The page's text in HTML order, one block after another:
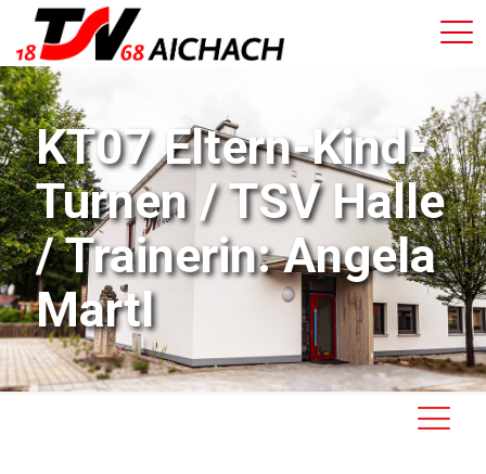
KT07 Eltern-Kind-
Turnen / TSV Halle
/ Trainerin: Angela
Martl